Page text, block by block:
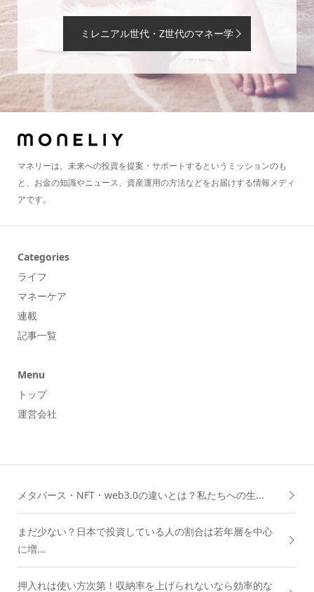
ミレニアル世代・Z世代のマネー学
マネリーは、未来への投資を提案・サポートするというミッションのも
と、お金の知識やニュース、資産運用の方法などをお届けする情報メディ
アです。
Categories
ライフ
マネーケア
連載
記事一覧
Menu
トップ
運営会社
メタバース・NFT・web3.0の違いとは？私たちへの生...
まだ少ない？日本で投資している人の割合は若年層を中心
に増...
押入れは使い方次第！収納率を上げられないなら効率的な